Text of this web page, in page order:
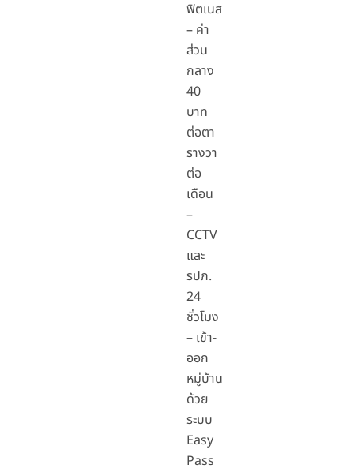
ฟิตเนส
– ค่า
ส่วน
กลาง
40
บาท
ต่อตา
รางวา
ต่อ
เดือน
–
CCTV
และ
รปภ.
24
ชั่วโมง
– เข้า-
ออก
หมู่บ้าน
ด้วย
ระบบ
Easy
Pass